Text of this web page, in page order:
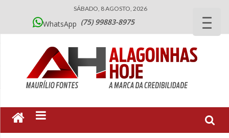
SÁBADO, 8 AGOSTO, 2026
WhatsApp (75) 99883-8975